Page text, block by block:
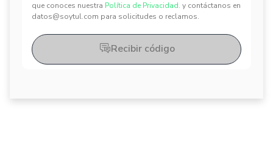
que conoces nuestra Política de Privacidad. y contáctanos en
datos@soytul.com para solicitudes o reclamos.
Recibir código